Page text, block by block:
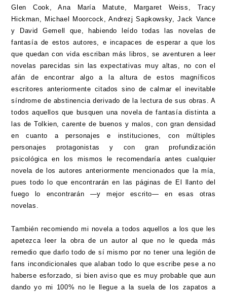
Glen Cook, Ana María Matute, Margaret Weiss, Tracy
Hickman, Michael Moorcock, Andrezj Sapkowsky, Jack Vance
y David Gemell que, habiendo leído todas las novelas de
fantasía de estos autores, e incapaces de esperar a que los
que quedan con vida escriban más libros, se aventuren a leer
novelas parecidas sin las expectativas muy altas, no con el
afán de encontrar algo a la altura de estos magníficos
escritores anteriormente citados sino de calmar el inevitable
síndrome de abstinencia derivado de la lectura de sus obras. A
todos aquellos que busquen una novela de fantasía distinta a
las de Tolkien, carente de buenos y malos, con gran densidad
en cuanto a personajes e instituciones, con múltiples
personajes protagonistas y con gran profundización
psicológica en los mismos le recomendaría antes cualquier
novela de los autores anteriormente mencionados que la mía,
pues todo lo que encontrarán en las páginas de El llanto del
fuego lo encontrarán —y mejor escrito— en esas otras
novelas.
También recomiendo mi novela a todos aquellos a los que les
apetezca leer la obra de un autor al que no le queda más
remedio que darlo todo de sí mismo por no tener una legión de
fans incondicionales que alaban todo lo que escribe pese a no
haberse esforzado, si bien aviso que es muy probable que aun
dando yo mi 100% no le llegue a la suela de los zapatos a